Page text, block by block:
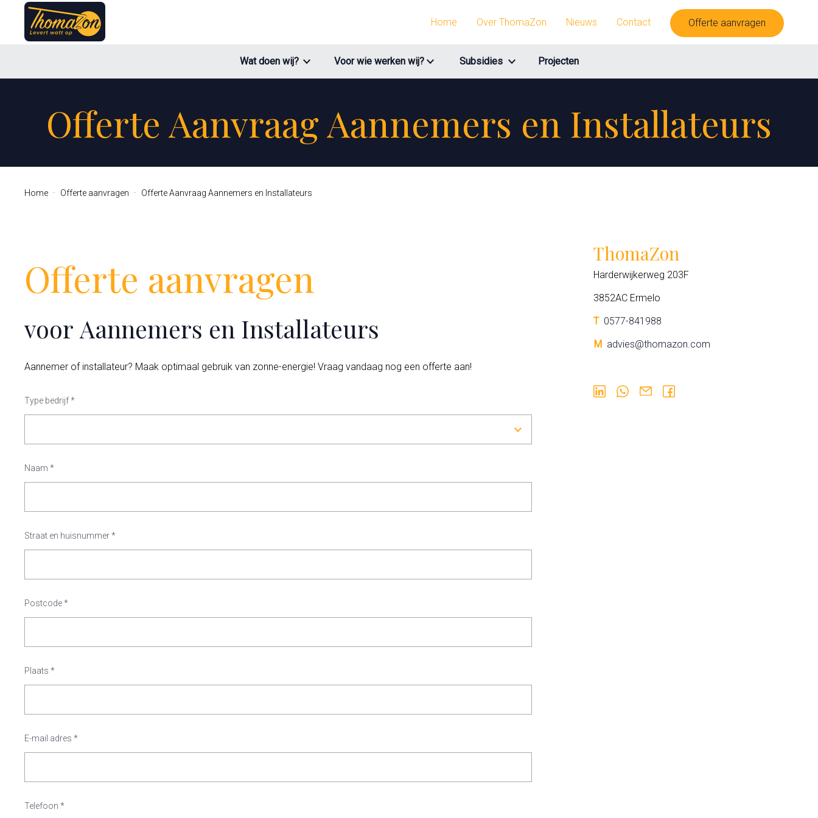
Home Over ThomaZon Nieuws Contact Offerte aanvragen
Wat doen wij? Voor wie werken wij? Subsidies Projecten
Offerte Aanvraag Aannemers en Installateurs
Home Offerte aanvragen Offerte Aanvraag Aannemers en Installateurs
Offerte aanvragen
voor Aannemers en Installateurs
Aannemer of installateur? Maak optimaal gebruik van zonne-energie! Vraag vandaag nog een offerte aan!
Type bedrijf*
Naam*
Straat en huisnummer*
Postcode*
Plaats*
E-mail adres*
Telefoon*
ThomaZon
Harderwijkerweg 203F
3852AC Ermelo
T 0577-841988
M advies@thomazon.com